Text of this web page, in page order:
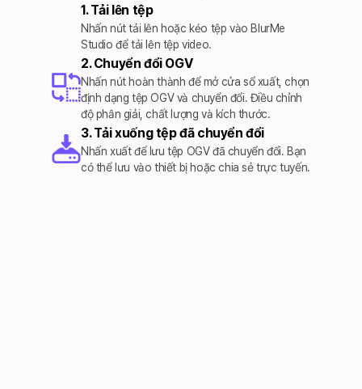
1. Tải lên tệp
Nhấn nút tải lên hoặc kéo tệp vào BlurMe
Studio để tải lên tệp video.
2. Chuyển đổi OGV
Nhấn nút hoàn thành để mở cửa sổ xuất, chọn
định dạng tệp OGV và chuyển đổi. Điều chỉnh
độ phân giải, chất lượng và kích thước.
3. Tải xuống tệp đã chuyển đổi
Nhấn xuất để lưu tệp OGV đã chuyển đổi. Bạn
có thể lưu vào thiết bị hoặc chia sẻ trực tuyến.